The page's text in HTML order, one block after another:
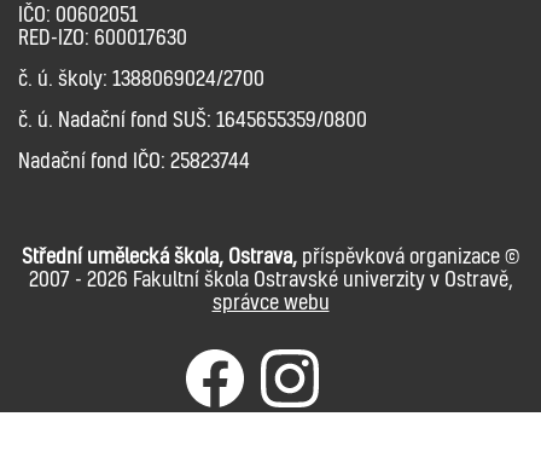
IČO: 00602051
RED-IZO: 600017630
č. ú. školy: 1388069024/2700
č. ú. Nadační fond SUŠ: 1645655359/0800
Nadační fond IČO: 25823744
Střední umělecká škola, Ostrava, příspěvková organizace ©
2007 - 2026 Fakultní škola Ostravské univerzity v Ostravě,
správce webu